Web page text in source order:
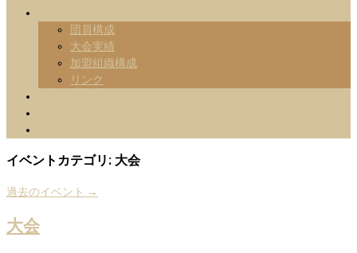
団員構成
大会実績
加盟組織構成
リンク
イベントカテゴリ: 大会
過去のイベント →
大会